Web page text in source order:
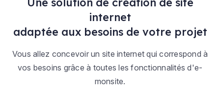
internet
adaptée aux besoins de votre projet
Vous allez concevoir un site internet qui correspond à
vos besoins grâce à toutes les fonctionnalités d'e-
monsite.